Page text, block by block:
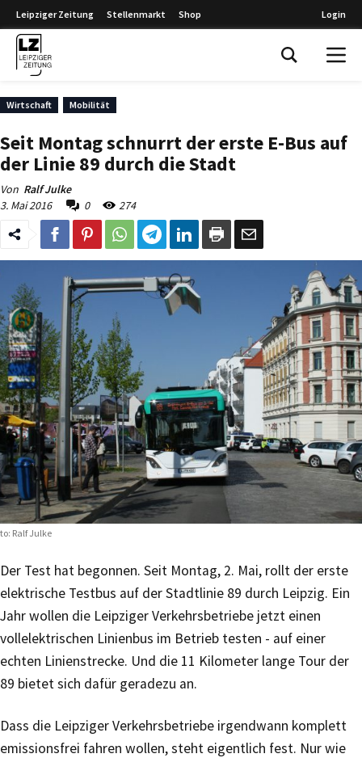
Leipziger Zeitung Stellenmarkt Shop Login
Wirtschaft Mobilität
Seit Montag schnurrt der erste E-Bus auf
der Linie 89 durch die Stadt
Von Ralf Julke
3. Mai 2016
0 274
Ralf Julke
Der Test hat begonnen. Seit Montag, 2. Mai, rollt der erste
elektrische Testbus auf der Stadtlinie 89 durch Leipzig. Ein
Jahr wollen die Leipziger Verkehrsbetriebe jetzt einen
vollelektrischen Linienbus im Betrieb testen - auf einer
echten Linienstrecke. Und die 11 Kilometer lange Tour der
89 bietet sich dafür geradezu an.
Dass die Leipziger Verkehrsbetriebe irgendwann komplett
emissionsfrei fahren wollen, steht eigentlich fest. Nur wie